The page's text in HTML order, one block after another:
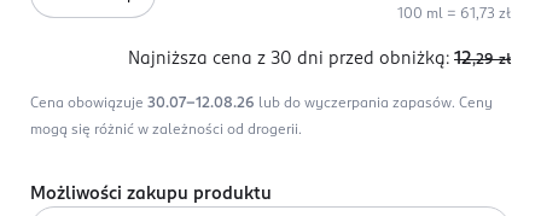
100 ml = 61,73 zł
Najniższa cena z 30 dni przed obniżką: 12,29 zł
Cena obowiązuje 30.07-12.08.26 lub do wyczerpania zapasów. Ceny
mogą się różnić w zależności od drogerii.
Możliwości zakupu produktu